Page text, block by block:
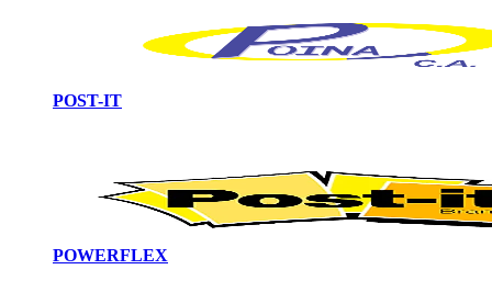
POST-IT
POWERFLEX